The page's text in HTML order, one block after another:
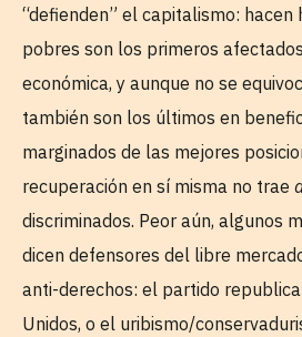
“defienden” el capitalismo: hacen
pobres son los primeros
económica, y aunque no se
también son los últimos en
marginados de las mejores
recuperación en sí misma no trae
discriminados. Peor aún, algunos
dicen defensores del libre
anti-derechos: el partido
Unidos, o el uribismo/